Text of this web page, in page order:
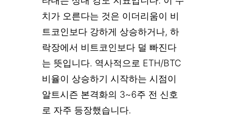
치가 오른다는 것은 이더리움이 비
트코인보다 강하게 상승하거나, 하
락장에서 비트코인보다 덜 빠진다
는 뜻입니다. 역사적으로 ETH/BTC
비율이 상승하기 시작하는 시점이
알트시즌 본격화의 3~6주 전 신호
로 자주 등장했습니다.